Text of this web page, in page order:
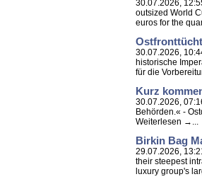
30.07.2026,
outsized World
euros for the
30.07.2026,
historische
für die
Kurz
30.07.2026,
Behörden.« -
Weiterlesen →...
Birkin Bag
29.07.2026,
their steepest
luxury group's